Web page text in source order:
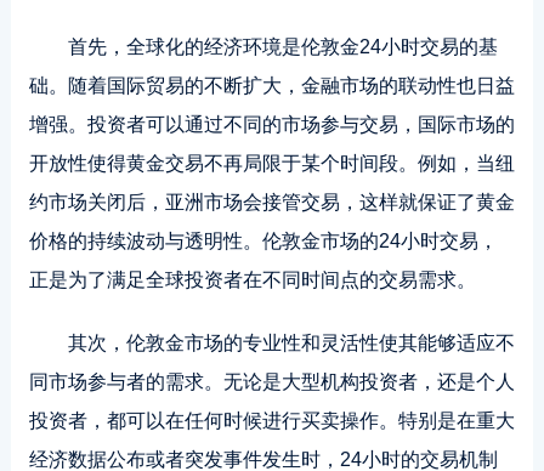
首先，全球化的经济环境是伦敦金24小时交易的基
础。随着国际贸易的不断扩大，金融市场的联动性也日益
增强。投资者可以通过不同的市场参与交易，国际市场的
开放性使得黄金交易不再局限于某个时间段。例如，当纽
约市场关闭后，亚洲市场会接管交易，这样就保证了黄金
价格的持续波动与透明性。伦敦金市场的24小时交易，
正是为了满足全球投资者在不同时间点的交易需求。
其次，伦敦金市场的专业性和灵活性使其能够适应不
同市场参与者的需求。无论是大型机构投资者，还是个人
投资者，都可以在任何时候进行买卖操作。特别是在重大
经济数据公布或者突发事件发生时，24小时的交易机制